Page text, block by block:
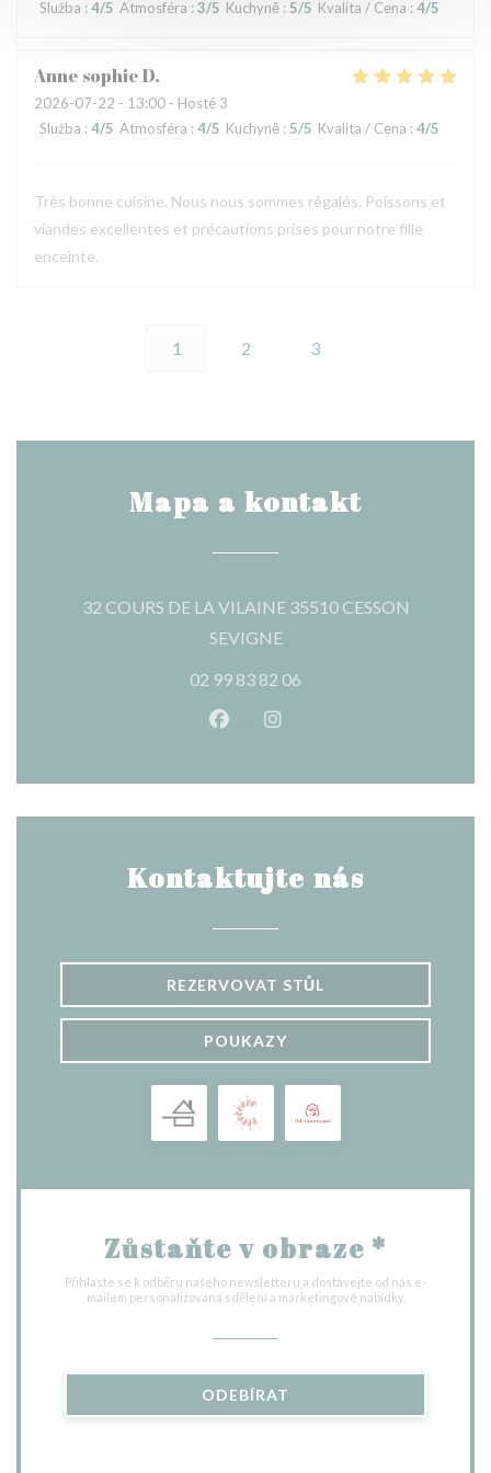
Služba : 4/5 Atmosféra : 3/5 Kuchyně : 5/5 Kvalita / Cena :4/5
Anne sophieD
2026-07-22 - 13:00 - Hosté 3
Služba : 4/5 Atmosféra : 4/5 Kuchyně : 5/5 Kvalita / Cena : 4/5
Très bonne cuisine. Nous nous sommes régalés. Poissons et
viandes excellentes et précautions prises pour notre fille
enceinte.
1 2 3
Mapa a kontakt
32 COURS DE LA VILAINE 35510 CESSON
SEVIGNE((otevře se v novém okně))
02 99 83 82 06
Facebook ((otevře se v novém
Instagram ((otevře se v
Kontaktujte nás
REZERVOVAT STŮL
POUKAZY
Zůstaňte v obraze *
Přihlaste se k odběru našeho newsletteru a dostávejte od nás e-
mailem personalizovaná sdělení a marketingové nabídky.
ODEBÍRAT